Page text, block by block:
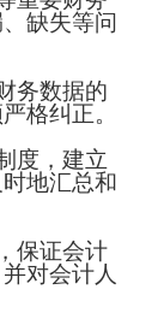
缺失等问
务数据的
格纠正。
度，建立
地汇总和
保证会计
对会计人